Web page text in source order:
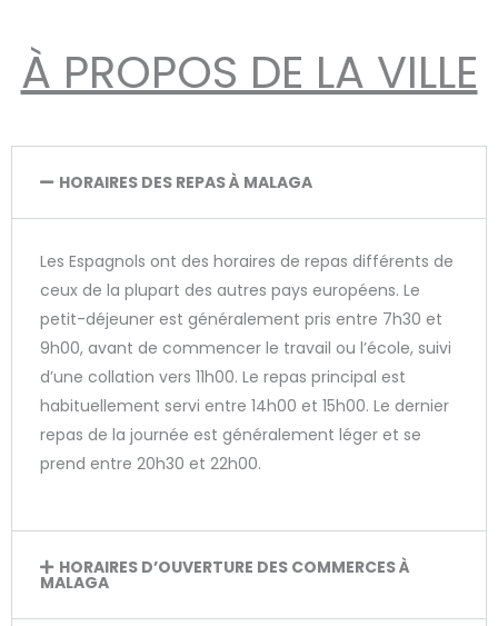
À PROPOS DE LA VILLE
HORAIRES DES REPAS À MALAGA
Les Espagnols ont des horaires de repas différents de
ceux de la plupart des autres pays européens. Le
petit-déjeuner est généralement pris entre 7h30 et
9h00, avant de commencer le travail ou l’école, suivi
d’une collation vers 11h00. Le repas principal est
habituellement servi entre 14h00 et 15h00. Le dernier
repas de la journée est généralement léger et se
prend entre 20h30 et 22h00.
HORAIRES D’OUVERTURE DES COMMERCES À
MALAGA